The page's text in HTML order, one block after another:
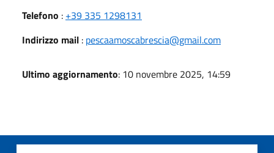
Telefono : +39 335 1298131
Indirizzo mail : pescaamoscabrescia@gmail.com
Ultimo aggiornamento: 10 novembre 2025, 14:59